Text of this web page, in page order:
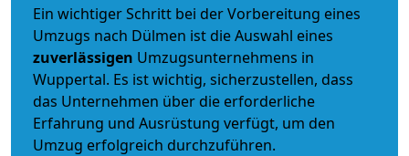
Ein wichtiger Schritt bei der Vorbereitung eines
Umzugs nach Dülmen ist die Auswahl eines
zuverlässigen Umzugsunternehmens in
Wuppertal. Es ist wichtig, sicherzustellen, dass
das Unternehmen über die erforderliche
Erfahrung und Ausrüstung verfügt, um den
Umzug erfolgreich durchzuführen.